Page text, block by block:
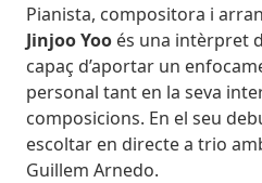
Pianista, compositora i
Jinjoo Yoo és una intèrpret
capaç d’aportar un
personal tant en la seva
composicions. En el seu
escoltar en directe a trio
Guillem Arnedo.